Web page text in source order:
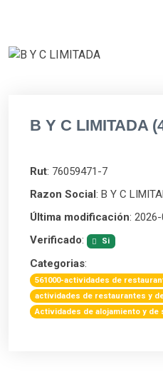
B Y C LIMITADA
Rut: 76059471-7
Razon Social: B Y C
Última modificación:
Verificado: Si
Categorias:
561000-actividades de
actividades de restaurantes y
Actividades de alojamiento y